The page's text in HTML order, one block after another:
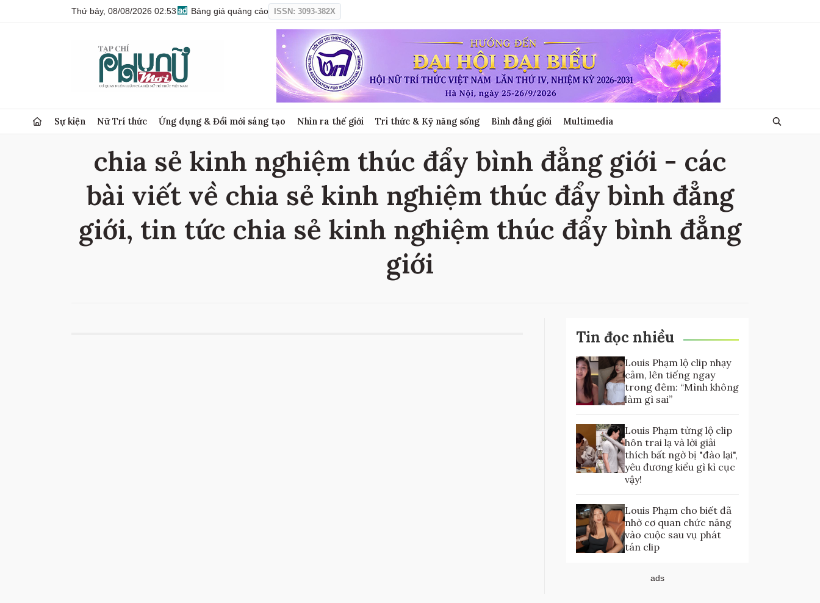
Thứ bảy, 08/08/2026 02:53 Bảng giá quảng cáo ISSN: 3093-382X
Sự kiện Nữ Trí thức Ứng dụng & Đổi mới sáng tạo Nhìn ra thế giới Tri thức & Kỹ năng sống Bình đẳng giới Multimedia
chia sẻ kinh nghiệm thúc đẩy bình đẳng giới - các
bài viết về chia sẻ kinh nghiệm thúc đẩy bình đẳng
giới, tin tức chia sẻ kinh nghiệm thúc đẩy bình đẳng
giới
Tin đọc nhiều
Louis Phạm lộ clip nhạy
cảm, lên tiếng ngay
trong đêm: “Mình không
làm gì sai”
Louis Phạm từng lộ clip
hôn trai lạ và lời giải
thích bất ngờ bị "đào lại",
yêu đương kiểu gì kì cục
vậy!
Louis Phạm cho biết đã
nhờ cơ quan chức năng
vào cuộc sau vụ phát
tán clip
ads